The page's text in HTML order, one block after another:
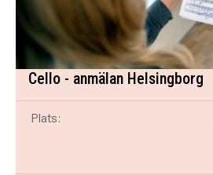
Cello - anmälan Helsingborg
Plats: